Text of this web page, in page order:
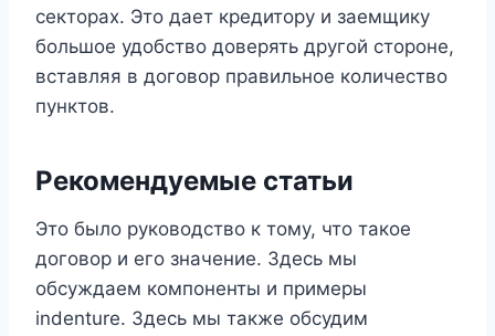
секторах. Это дает кредитору и заемщику
большое удобство доверять другой стороне,
вставляя в договор правильное количество
пунктов.
Рекомендуемые статьи
Это было руководство к тому, что такое
договор и его значение. Здесь мы
обсуждаем компоненты и примеры
indenture. Здесь мы также обсудим